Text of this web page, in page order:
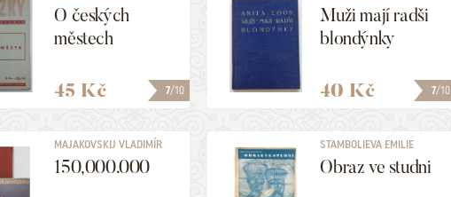
7/10
O českých
městech
45 Kč 7/10
Muži mají radši
blondýnky
40 Kč
MAJAKOVSKIJ VLADIMÍR
VLADIMIROVIČ
150,000.000
STAMBOLIEVA EMILIE
Obraz ve studni